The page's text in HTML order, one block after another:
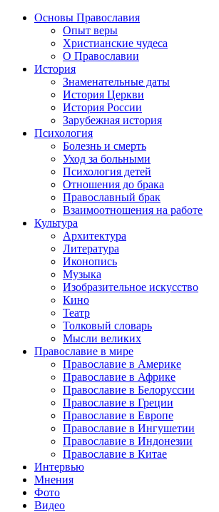
Основы Православия
Опыт веры
Христианские чудеса
О Православии
История
Знаменательные даты
История Церкви
История России
Зарубежная история
Психология
Болезнь и смерть
Уход за больными
Психология детей
Отношения до брака
Православный брак
Взаимоотношения на работе
Культура
Архитектура
Литература
Иконопись
Музыка
Изобразительное искусство
Кино
Театр
Толковый словарь
Мысли великих
Православие в мире
Православие в Америке
Православие в Африке
Православие в Белоруссии
Православие в Греции
Православие в Европе
Православие в Ингушетии
Православие в Индонезии
Православие в Китае
Интервью
Мнения
Фото
Видео